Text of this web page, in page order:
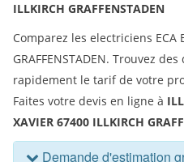
ILLKIRCH GRAFFENSTADEN
Comparez les electriciens ECA
GRAFFENSTADEN. Trouvez
rapidement le tarif de votre
Faites votre devis en ligne à
XAVIER 67400 ILLKIRCH